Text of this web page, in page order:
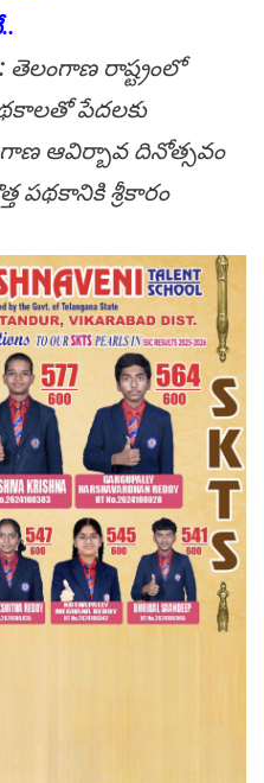
తెలంగాణ రాష్ట్రంలో
పేదలకు
ఆవిర్బావ దినోత్సవం
పథకానికి శ్రీకారం